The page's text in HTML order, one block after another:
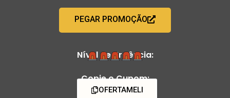
PEGAR PROMOÇÃO
Nível de Urgência:
Copie o Cupom:
OFERTAMELI